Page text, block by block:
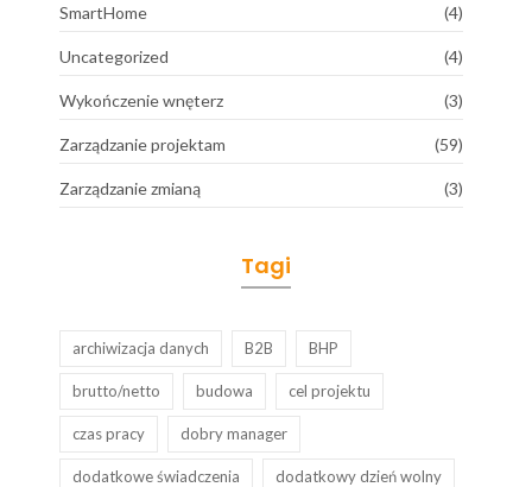
SmartHome (4)
Uncategorized (4)
Wykończenie wnęterz (3)
Zarządzanie projektam (59)
Zarządzanie zmianą (3)
Tagi
archiwizacja danych B2B BHP
brutto/netto budowa cel projektu
czas pracy dobry manager
dodatkowe świadczenia dodatkowy dzień wolny